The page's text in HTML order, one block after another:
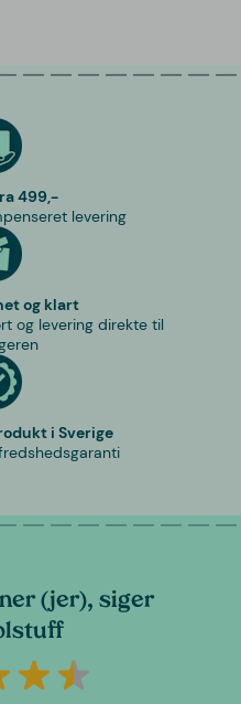
499,-
levering
og klart
og levering direkte til
i Sverige
(jer), siger